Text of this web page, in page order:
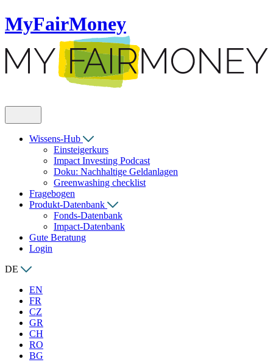
MyFairMoney
Wissens-Hub
Einsteigerkurs
Impact Investing Podcast
Doku: Nachhaltige Geldanlagen
Greenwashing checklist
Fragebogen
Produkt-Datenbank
Fonds-Datenbank
Impact-Datenbank
Gute Beratung
Login
DE
EN
FR
CZ
GR
CH
RO
BG